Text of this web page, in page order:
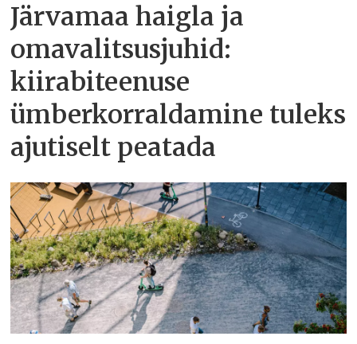
Järvamaa haigla ja
omavalitsusjuhid:
kiirabiteenuse
ümberkorraldamine tuleks
ajutiselt peatada